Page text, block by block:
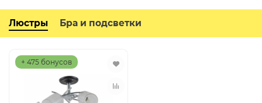
Люстры Бра и подсветки
+ 475 бонусов